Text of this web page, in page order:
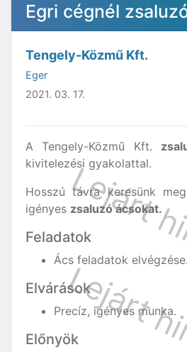
Egri cégnél
Tengely-Közmű Kft.
Eger
2021. 03. 17.
A Tengely-Közmű Kft.
kivitelezési gyakolattal.
Hosszú távra keresünk
igényes zsaluzó ácsokat.
Feladatok
Ács feladatok elvégzése.
Elvárások
Precíz, igényes munka.
Előnyök